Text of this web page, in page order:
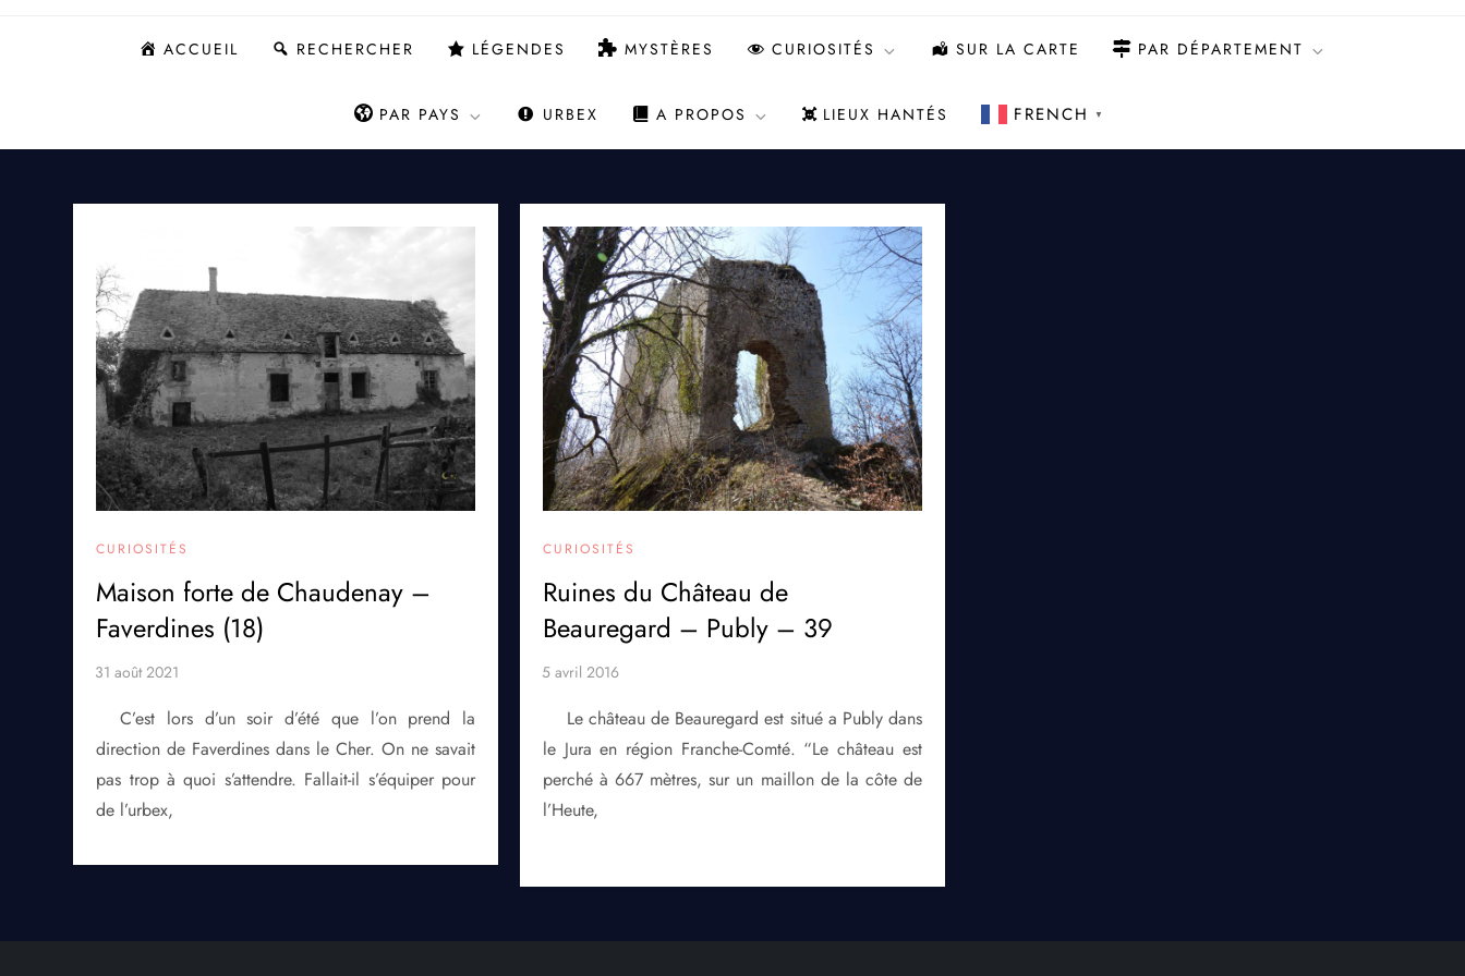
ACCUEIL RECHERCHER LÉGENDES MYSTÈRES CURIOSITÉS SUR LA CARTE PAR DÉPARTEMENT
PAR PAYS URBEX A PROPOS LIEUX HANTÉS FRENCH ▼
CURIOSITÉS
Maison forte de Chaudenay –
Faverdines (18)
C’est lors d’un soir d’été que l’on prend la
direction de Faverdines dans le Cher. On ne savait
pas trop à quoi s’attendre. Fallait-il s’équiper pour
de l’urbex,
CURIOSITÉS
Ruines du Château de
Beauregard – Publy – 39
Le château de Beauregard est situé a Publy dans
le Jura en région Franche-Comté. “Le château est
perché à 667 mètres, sur un maillon de la côte de
l’Heute,